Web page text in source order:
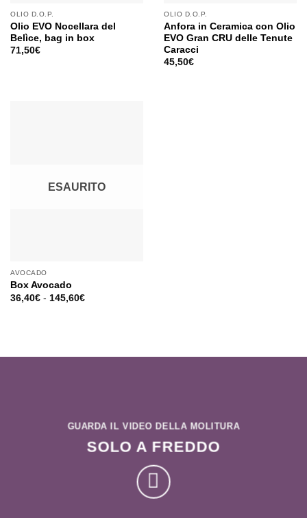
OLIO D.O.P.
Olio EVO Nocellara del
Belìce, bag in box
71,50€
OLIO D.O.P.
Anfora in Ceramica con Olio
EVO Gran CRU delle Tenute
Caracci
45,50€
ESAURITO
AVOCADO
Box Avocado
36,40€ - 145,60€
GUARDA IL VIDEO DELLA MOLITURA
SOLO A FREDDO